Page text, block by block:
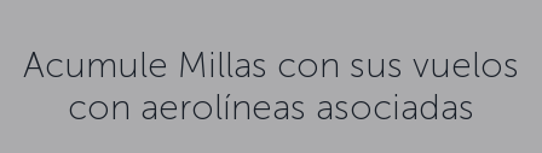
Acumule Millas con sus vuelos
con aerolíneas asociadas